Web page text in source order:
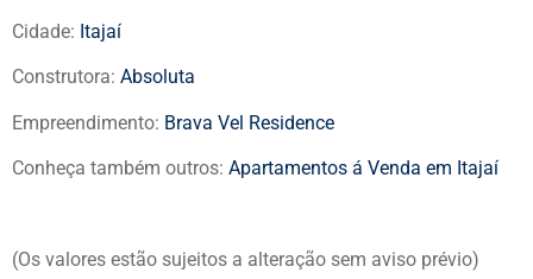
Cidade: Itajaí
Construtora: Absoluta
Empreendimento: Brava Vel Residence
Conheça também outros: Apartamentos á Venda em Itajaí
(Os valores estão sujeitos a alteração sem aviso prévio)